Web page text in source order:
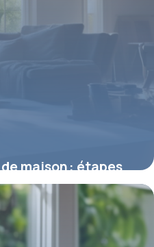
maison : étapes